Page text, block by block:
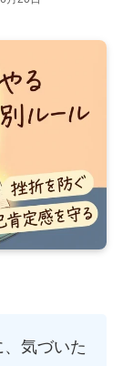
、気づいた